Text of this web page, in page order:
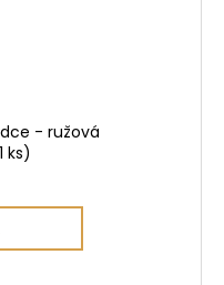
- ružová
ks)